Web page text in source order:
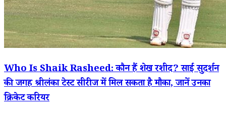
Who Is Shaik Rasheed: कौन हैं शेख रशीद? साई सुदर्शन
की जगह श्रीलंका टेस्ट सीरीज में मिल सकता है मौका, जानें उनका
क्रिकेट करियर